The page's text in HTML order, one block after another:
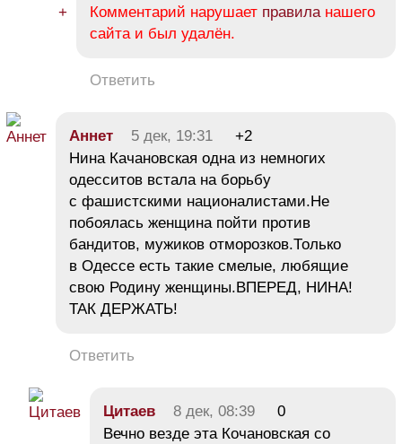
Комментарий нарушает правила нашего
сайта и был удалён.
Ответить
Аннет 5 дек, 19:31
+2
Нина Качановская одна из немногих
одесситов встала на борьбу
с фашистскими националистами.Не
побоялась женщина пойти против
бандитов, мужиков отморозков.Только
в Одессе есть такие смелые, любящие
свою Родину женщины.ВПЕРЕД, НИНА!
ТАК ДЕРЖАТЬ!
Ответить
Цитаев 8 дек, 08:39
0
Вечно везде эта Кочановская со